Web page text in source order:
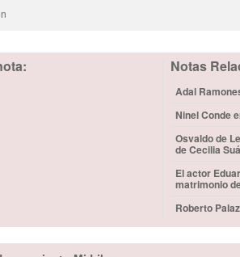
Notas
Adal
Ninel Conde
Osvaldo de
de Cecilia
El actor
matrimonio
Roberto